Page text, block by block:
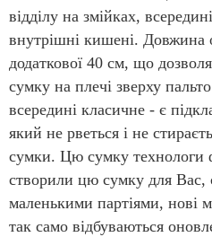
відділу на змійках,
внутрішні кишені. Довжина
додаткової 40 см, що
сумку на плечі зверху
всередині класичне - є
який не рветься і не
сумки. Цю сумку технологи
створили цю сумку для Вас,
маленькими партіями, нові
так само відбуваються